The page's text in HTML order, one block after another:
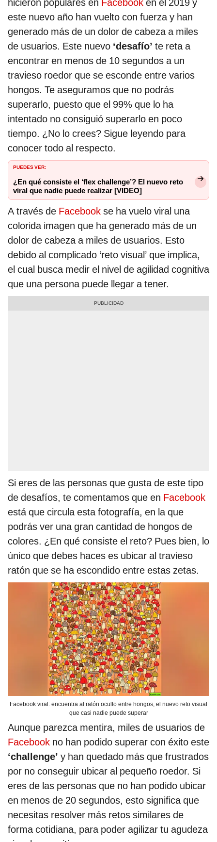
hicieron populares en Facebook en el 2019 y
este nuevo año han vuelto con fuerza y han
generado más de un dolor de cabeza a miles
de usuarios. Este nuevo ‘desafío’ te reta a
encontrar en menos de 10 segundos a un
travieso roedor que se esconde entre varios
hongos. Te aseguramos que no podrás
superarlo, puesto que el 99% que lo ha
intentado no consiguió superarlo en poco
tiempo. ¿No lo crees? Sigue leyendo para
conocer todo al respecto.
PUEDES VER:
¿En qué consiste el ‘flex challenge’? El nuevo reto
viral que nadie puede realizar [VIDEO]
A través de Facebook se ha vuelo viral una
colorida imagen que ha generado más de un
dolor de cabeza a miles de usuarios. Esto
debido al complicado ‘reto visual’ que implica,
el cual busca medir el nivel de agilidad cognitiva
que una persona puede llegar a tener.
Si eres de las personas que gusta de este tipo
de desafíos, te comentamos que en Facebook
está que circula esta fotografía, en la que
podrás ver una gran cantidad de hongos de
colores. ¿En qué consiste el reto? Pues bien, lo
único que debes haces es ubicar al travieso
ratón que se ha escondido entre estas zetas.
Facebook viral: encuentra al ratón oculto entre hongos, el nuevo reto visual
que casi nadie puede superar
Aunque parezca mentira, miles de usuarios de
Facebook no han podido superar con éxito este
‘challenge’ y han quedado más que frustrados
por no conseguir ubicar al pequeño roedor. Si
eres de las personas que no han podido ubicar
en menos de 20 segundos, esto significa que
necesitas resolver más retos similares de
forma cotidiana, para poder agilizar tu agudeza